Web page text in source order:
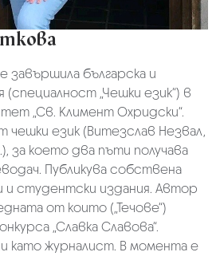
е завършила българска и
(специалност „Чешки език“) в
„Св. Климент Охридски“.
чешки език (Витезслав Незвал,
за което два пъти получава
Публикува собствена
и студентски издания. Автор
от които („Течове“)
„Славка Славова“.
като журналист. В момента е